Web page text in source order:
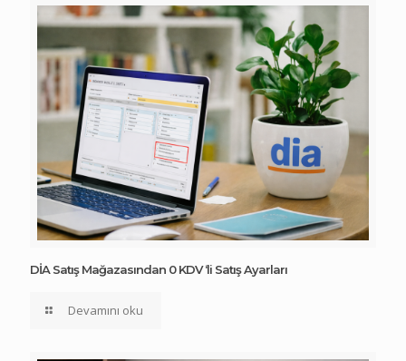
DİA Satış Mağazasından 0 KDV ‘li Satış Ayarları
Devamını oku